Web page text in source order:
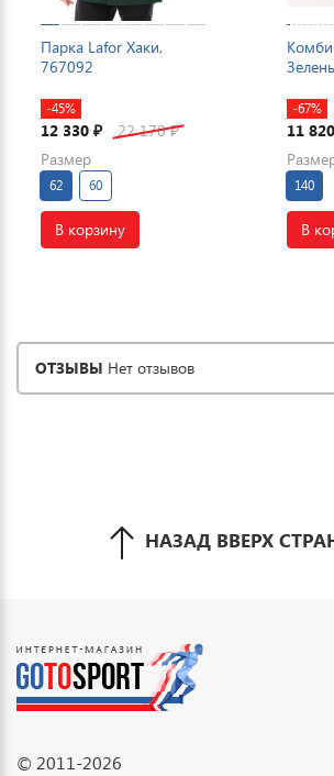
Парка Lafor Хаки,
767092
-45%
12 330 ₽ 22 170₽
Размер
62 60
В корзину
-67%
11 820
140
В
ОТЗЫВЫ Нет отзывов
НАЗАД ВВЕРХ
© 2011-2026